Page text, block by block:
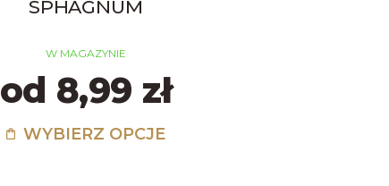
SPHAGNUM
W MAGAZYNIE
od 8,99 zł
WYBIERZ OPCJE